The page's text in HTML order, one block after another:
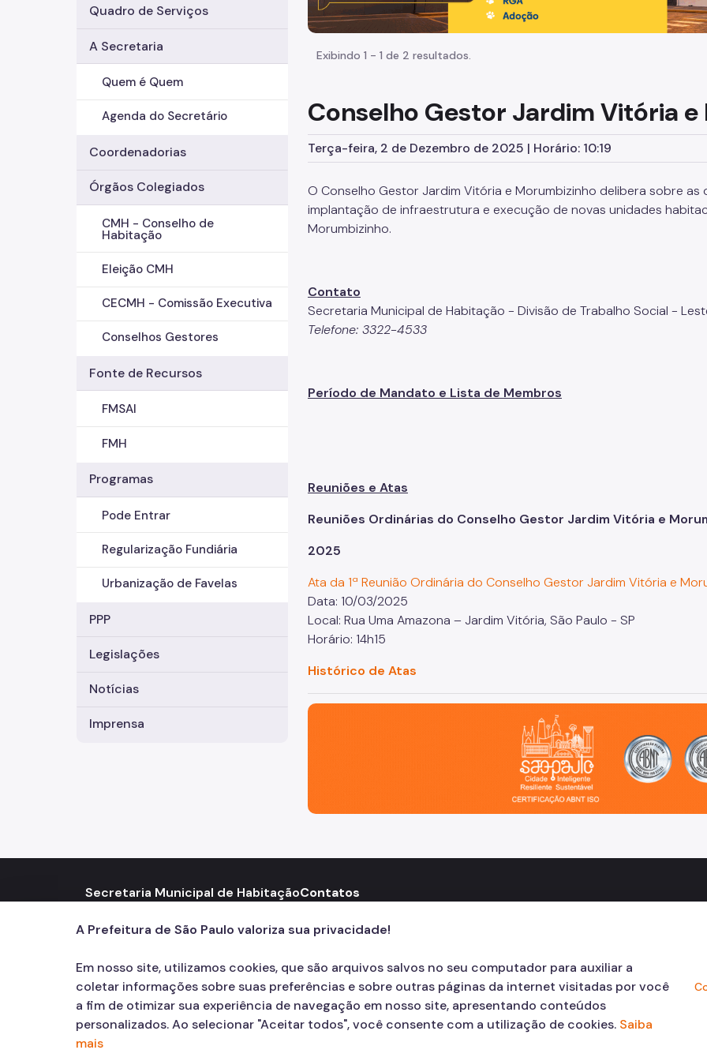
Quadro de Serviços
A Secretaria
Quem é Quem
Agenda do Secretário
Coordenadorias
Órgãos Colegiados
CMH - Conselho de
Habitação
Eleição CMH
CECMH - Comissão Executiva
Conselhos Gestores
Fonte de Recursos
FMSAI
FMH
Programas
Pode Entrar
Regularização Fundiária
Urbanização de Favelas
PPP
Legislações
Notícias
Imprensa
Exibindo 1 - 1 de 2 resultados.
Conselho Gestor Jardim Vitória
Terça-feira, 2 de Dezembro de 2025 | Horário: 10:19
O Conselho Gestor Jardim Vitória e Morumbizinho delibera sobre
implantação de infraestrutura e execução de novas unidades
Morumbizinho.
Contato
Secretaria Municipal de Habitação - Divisão de Trabalho Social -
Telefone: 3322-4533
Período de Mandato e Lista de Membros
Reuniões e Atas
Reuniões Ordinárias do Conselho Gestor Jardim Vitória e
2025
Ata da 1ª Reunião Ordinária do Conselho Gestor Jardim Vitória e
Data: 10/03/2025
Local: Rua Uma Amazona – Jardim Vitória, São Paulo - SP
Horário: 14h15
Histórico de Atas
São Paulo, cidade inteligente, resiliente e sustentável
Secretaria Municipal de HabitaçãoContatos
A Prefeitura de São Paulo valoriza sua privacidade!
Em nosso site, utilizamos cookies, que são arquivos salvos no seu computador para auxiliar a
coletar informações sobre suas preferências e sobre outras páginas da internet visitadas por você
a fim de otimizar sua experiência de navegação em nosso site, apresentando conteúdos
personalizados. Ao selecionar "Aceitar todos", você consente com a utilização de cookies. Saiba
mais